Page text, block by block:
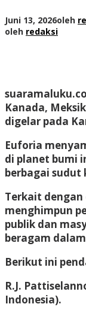
Juni 13, 2026oleh
oleh redaksi
Kanada,
digelar pada
Euforia
di planet bumi
berbagai sudut
Terkait
menghimpun
publik dan
beragam
Berikut ini
R.J.
Indonesia).